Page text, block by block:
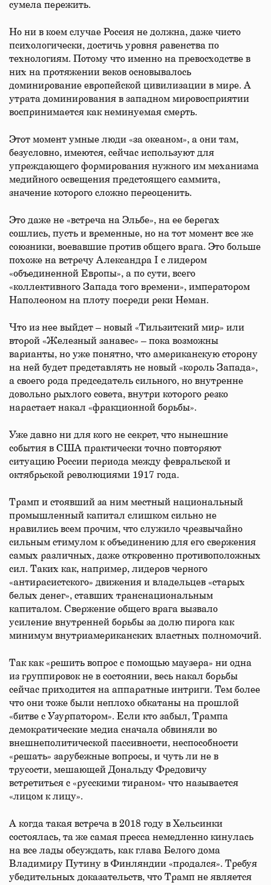
сумела пережить.
Но ни в коем случае Россия не должна, даже чисто
психологически, достичь уровня равенства по
технологиям. Потому что именно на превосходстве в
них на протяжении веков основывалось
доминирование европейской цивилизации в мире. А
утрата доминирования в западном мировосприятии
воспринимается как неминуемая смерть.
Этот момент умные люди «за океаном», а они там,
безусловно, имеются, сейчас используют для
упреждающего формирования нужного им механизма
медийного освещения предстоящего саммита,
значение которого сложно переоценить.
Это даже не «встреча на Эльбе», на ее берегах
сошлись, пусть и временные, но на тот момент все же
союзники, воевавшие против общего врага. Это больше
похоже на встречу Александра I с лидером
«объединенной Европы», а по сути, всего
«коллективного Запада того времени», императором
Наполеоном на плоту посреди реки Неман.
Что из нее выйдет – новый «Тильзитский мир» или
второй «Железный занавес» – пока возможны
варианты, но уже понятно, что американскую сторону
на ней будет представлять не новый «король Запада»,
а своего рода председатель сильного, но внутренне
довольно рыхлого совета, внутри которого резко
нарастает накал «фракционной борьбы».
Уже давно ни для кого не секрет, что нынешние
события в США практически точно повторяют
ситуацию России периода между февральской и
октябрьской революциями 1917 года.
Трамп и стоявший за ним местный национальный
промышленный капитал слишком сильно не
нравились всем прочим, что служило чрезвычайно
сильным стимулом к объединению для его свержения
самых различных, даже откровенно противоположных
сил. Таких как, например, лидеров черного
«антирасистского» движения и владельцев «старых
белых денег», ставших транснациональным
капиталом. Свержение общего врага вызвало
усиление внутренней борьбы за долю пирога как
минимум внутриамериканских властных полномочий.
Так как «решить вопрос с помощью маузера» ни одна
из группировок не в состоянии, весь накал борьбы
сейчас приходится на аппаратные интриги. Тем более
что они тоже были неплохо обкатаны на прошлой
«битве с Узурпатором». Если кто забыл, Трампа
демократические медиа сначала обвиняли во
внешнеполитической пассивности, неспособности
«решать» зарубежные вопросы, и чуть ли не в
трусости, мешающей Дональду Фредовичу
встретиться с «русскими тираном» что называется
«лицом к лицу».
А когда такая встреча в 2018 году в Хельсинки
состоялась, та же самая пресса немедленно кинулась
на все лады обсуждать, как глава Белого дома
Владимиру Путину в Финляндии «продался». Требуя
убедительных доказательств, что Трамп не является